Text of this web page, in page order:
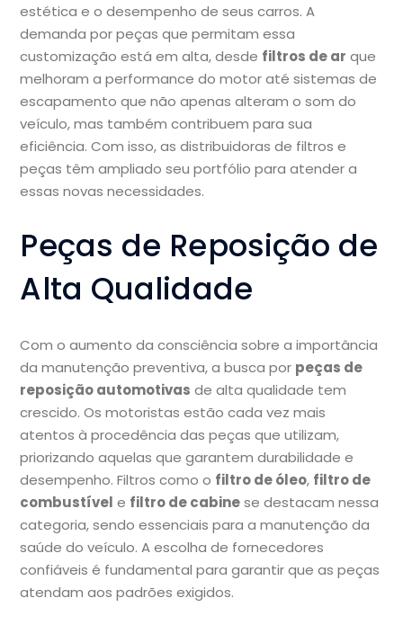
estética e o desempenho de seus carros. A
demanda por peças que permitam essa
customização está em alta, desde filtros de ar que
melhoram a performance do motor até sistemas de
escapamento que não apenas alteram o som do
veículo, mas também contribuem para sua
eficiência. Com isso, as distribuidoras de filtros e
peças têm ampliado seu portfólio para atender a
essas novas necessidades.
Peças de Reposição de
Alta Qualidade
Com o aumento da consciência sobre a importância
da manutenção preventiva, a busca por peças de
reposição automotivas de alta qualidade tem
crescido. Os motoristas estão cada vez mais
atentos à procedência das peças que utilizam,
priorizando aquelas que garantem durabilidade e
desempenho. Filtros como o filtro de óleo, filtro de
combustível e filtro de cabinese destacam nessa
categoria, sendo essenciais para a manutenção da
saúde do veículo. A escolha de fornecedores
confiáveis é fundamental para garantir que as peças
atendam aos padrões exigidos.